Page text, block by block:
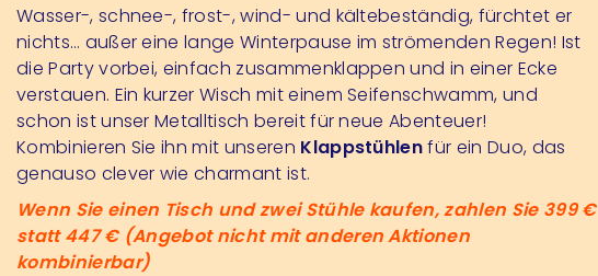
Wasser-, schnee-, frost-, wind- und kältebeständig, fürchtet er
nichts… außer eine lange Winterpause im strömenden Regen! Ist
die Party vorbei, einfach zusammenklappen und in einer Ecke
verstauen. Ein kurzer Wisch mit einem Seifenschwamm, und
schon ist unser Metalltisch bereit für neue Abenteuer!
Kombinieren Sie ihn mit unseren Klappstühlenfür ein Duo, das
genauso clever wie charmant ist.
Wenn Sie einen Tisch und zwei Stühle kaufen, zahlen Sie 399 €
statt 447 € (Angebot nicht mit anderen Aktionen
kombinierbar)